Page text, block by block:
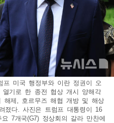
프 미국 행정부와 이란 정권이 오
열기로 한 종전 협상 개시 양해각
해제, 호르무즈 해협 개방 및 해상
졌다. 사진은 트럼프 대통령이 16
7개국(G7) 정상회의 갈라 만찬에